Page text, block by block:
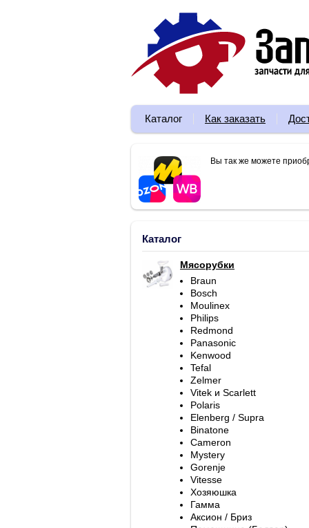
Каталог Как заказать
Вы так же можете
Каталог
Мясорубки
Braun
Bosch
Moulinex
Philips
Redmond
Panasonic
Kenwood
Tefal
Zelmer
Vitek и Scarlett
Polaris
Elenberg / Supra
Binatone
Cameron
Mystery
Gorenje
Vitesse
Хозяюшка
Гамма
Аксион / Бриз